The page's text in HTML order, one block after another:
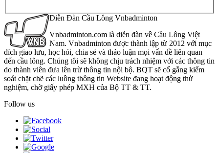
Diễn Đàn Cầu Lông Vnbadminton
Vnbadminton.com là diễn đàn về Cầu Lông Việt
Nam. Vnbadminton được thành lập từ 2012 với mục
đích giao lưu, học hỏi, chia sẻ và thảo luận mọi vấn đề liên quan
đến cầu lông. Chúng tôi sẽ không chịu trách nhiệm với các thông tin
do thành viên đưa lên trừ thông tin nội bộ. BQT sẽ cố gắng kiểm
soát chặt chẽ các luồng thông tin Website đang hoạt động thử
nghiệm, chờ giấy phép MXH của Bộ TT & TT.
Follow us